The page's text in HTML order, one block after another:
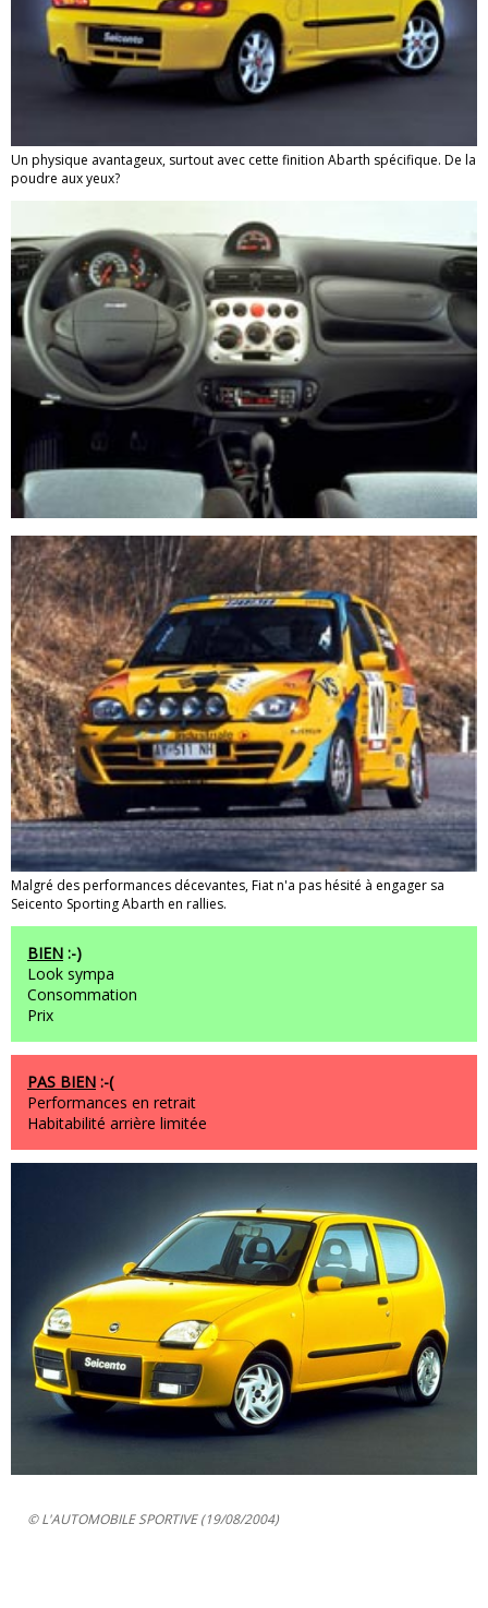
Un physique avantageux, surtout avec cette finition Abarth spécifique. De la
poudre aux yeux?
Malgré des performances décevantes, Fiat n'a pas hésité à engager sa
Seicento Sporting Abarth en rallies.
BIEN :-)
Look sympa
Consommation
Prix
PAS BIEN :-(
Performances en retrait
Habitabilité arrière limitée
© L'AUTOMOBILE SPORTIVE (19/08/2004)